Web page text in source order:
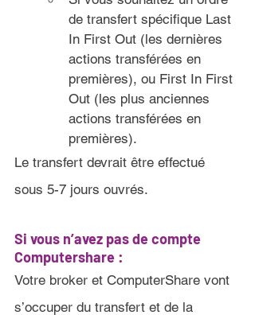
de transfert spécifique Last
In First Out (les dernières
actions transférées en
premières), ou First In First
Out (les plus anciennes
actions transférées en
premières).
Le transfert devrait être effectué
sous 5-7 jours ouvrés.
Si vous n’avez pas de compte
Computershare :
Votre broker et ComputerShare vont
s’occuper du transfert et de la